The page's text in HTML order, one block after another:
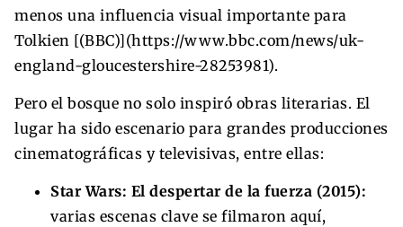
menos una influencia visual importante para
Tolkien [(BBC)](https://www.bbc.com/news/uk-
england-gloucestershire-28253981).
Pero el bosque no solo inspiró obras literarias. El
lugar ha sido escenario para grandes producciones
cinematográficas y televisivas, entre ellas:
Star Wars: El despertar de la fuerza (2015):
varias escenas clave se filmaron aquí,